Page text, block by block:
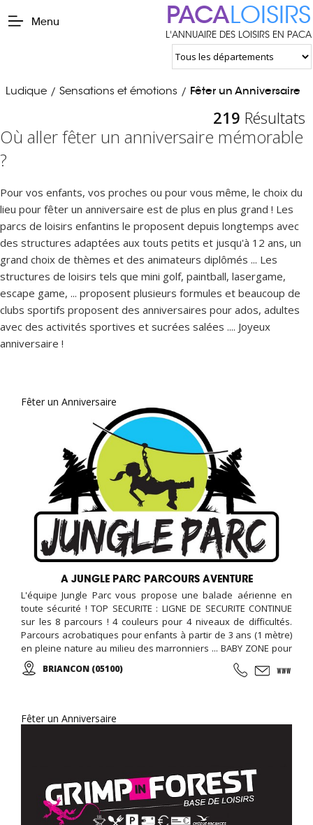
Menu PACALOISIRS
L'ANNUAIRE DES LOISIRS EN PACA
Ludique / Sensations et émotions / Fêter un Anniversaire
219 Résultats
Où aller fêter un anniversaire mémorable
?
Pour vos enfants, vos proches ou pour vous même, le choix du
lieu pour fêter un anniversaire est de plus en plus grand ! Les
parcs de loisirs enfantins le proposent depuis longtemps avec
des structures adaptées aux touts petits et jusqu'à 12 ans, un
grand choix de thèmes et des animateurs diplômés ... Les
structures de loisirs tels que mini golf, paintball, lasergame,
escape game, ... proposent plusieurs formules et beaucoup de
clubs sportifs proposent des anniversaires pour ados, adultes
avec des activités sportives et sucrées salées .... Joyeux
anniversaire !
Fêter un Anniversaire
A JUNGLE PARC PARCOURS AVENTURE
L'équipe Jungle Parc vous propose une balade aérienne en
toute sécurité ! TOP SECURITE : LIGNE DE SECURITE CONTINUE
sur les 8 parcours ! 4 couleurs pour 4 niveaux de difficultés.
Parcours acrobatiques pour enfants à partir de 3 ans (1 mètre)
en pleine nature au milieu des marronniers ... BABY ZONE pour
les 2 - 3 ANS maxi
BRIANCON (05100)
Fêter un Anniversaire